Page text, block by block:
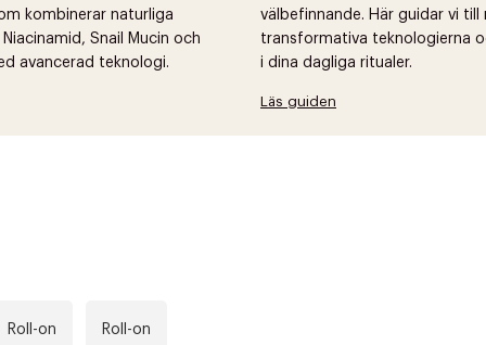
kombinerar naturliga
Snail Mucin och
avancerad teknologi.
välbefinnande. Här guidar vi till
transformativa teknologierna
i dina dagliga ritualer.
Läs guiden
Roll-on Roll-on